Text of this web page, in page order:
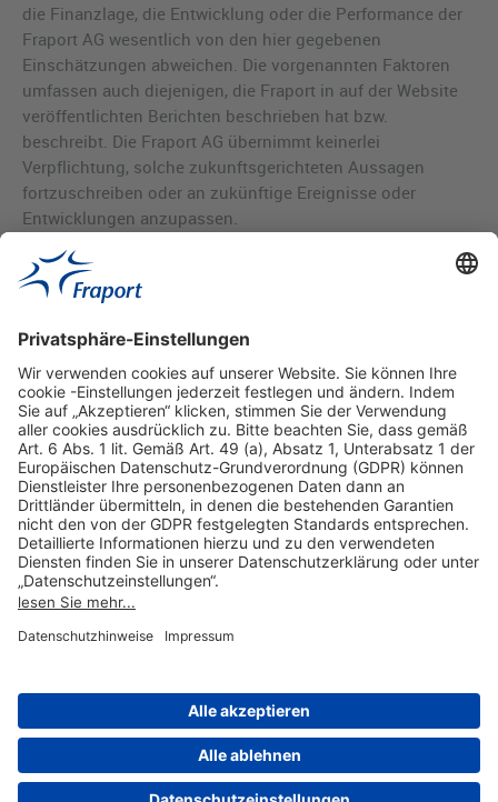
die Finanzlage, die Entwicklung oder die Performance der
Fraport AG wesentlich von den hier gegebenen
Einschätzungen abweichen. Die vorgenannten Faktoren
umfassen auch diejenigen, die Fraport in auf der Website
veröffentlichten Berichten beschrieben hat bzw.
beschreibt. Die Fraport AG übernimmt keinerlei
Verpflichtung, solche zukunftsgerichteten Aussagen
fortzuschreiben oder an zukünftige Ereignisse oder
Entwicklungen anzupassen.
Unsere VIP-Services
Kontakt & Buchung
Weitere Informationen
Datenschutzerklärung
Cookie-Einstellungen
© 2004-2026 Fraport AG Frankfurt Airport Services Worldwide